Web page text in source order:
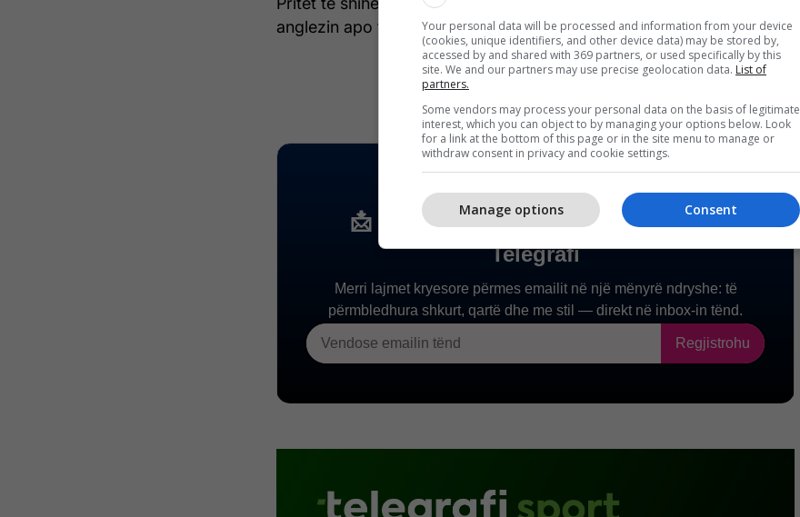
anglezin apo ta presë lëvizjen e ardhshme të Chelseat. /Telegrafi/
Your personal data will be processed and information from your device
(cookies, unique identifiers, and other device data) may be stored by,
accessed by and shared with 369 partners, or used specifically by this
site. We and our partners may use precise geolocation data. List of
partners.
Some vendors may process your personal data on the basis of legitimate
interest, which you can object to by managing your options below. Look
for a link at the bottom of this page or in the site menu to manage or
withdraw consent in privacy and cookie settings.
Consent
Manage options